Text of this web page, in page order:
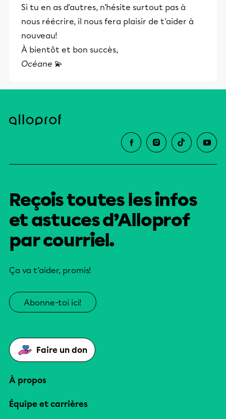
Si tu en as d'autres, n'hésite surtout pas à
nous réécrire, il nous fera plaisir de t'aider à
nouveau!
À bientôt et bon succès,
Océane 💫
Reçois toutes les infos
et astuces d’Alloprof
par courriel.
Ça va t’aider, promis!
Abonne-toi ici!
Faire un don
À propos
Équipe et carrières